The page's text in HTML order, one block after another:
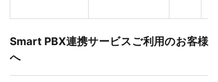
Smart PBX連携サービスご利用のお客様
へ